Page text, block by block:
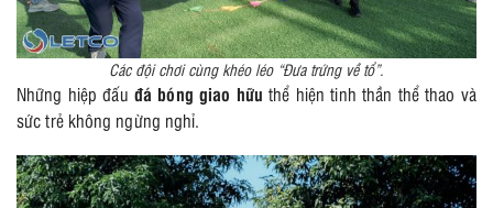
Các đội chơi cùng khéo léo “Đưa trứng về tổ”.
Những hiệp đấu đá bóng giao hữu thể hiện tinh thần thể thao và
sức trẻ không ngừng nghỉ.